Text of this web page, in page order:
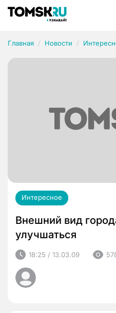
Главная Новости
Интересное
Внешний вид
улучшаться
18:25 / 13.03.09